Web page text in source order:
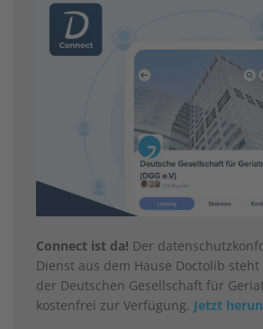
Connect ist da! Der
Dienst aus dem Hause Doctolib
der Deutschen Gesellschaft für
kostenfrei zur Verfügung. Jetzt